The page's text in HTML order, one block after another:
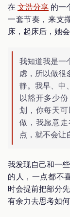
在 文浩分享 的一
一套节奏，来支
床，起床后，她
我知道我是一
虑，所以做很
静。我早、中
以豁开多少
划，你每天
做，我愿意
点，就不会让
我发现自己和一
的人，一点都不
时会提前把部分
有余力去思考如